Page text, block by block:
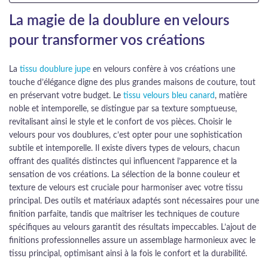
La magie de la doublure en velours
pour transformer vos créations
La tissu doublure jupe en velours confère à vos créations une
touche d’élégance digne des plus grandes maisons de couture, tout
en préservant votre budget. Le tissu velours bleu canard , matière
noble et intemporelle, se distingue par sa texture somptueuse,
revitalisant ainsi le style et le confort de vos pièces. Choisir le
velours pour vos doublures, c’est opter pour une sophistication
subtile et intemporelle. Il existe divers types de velours, chacun
offrant des qualités distinctes qui influencent l’apparence et la
sensation de vos créations. La sélection de la bonne couleur et
texture de velours est cruciale pour harmoniser avec votre tissu
principal. Des outils et matériaux adaptés sont nécessaires pour une
finition parfaite, tandis que maîtriser les techniques de couture
spécifiques au velours garantit des résultats impeccables. L’ajout de
finitions professionnelles assure un assemblage harmonieux avec le
tissu principal, optimisant ainsi à la fois le confort et la durabilité.